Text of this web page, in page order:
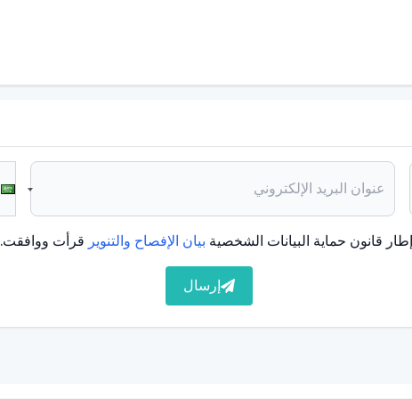
مرتبطة بالعديد من الجينات. كما تدعم دراسات التوائم
التعلم المحدد في عائلة الأفراد المصابين بعسر القراءة
في فترة ما قبل المدرسة هي سنوات الدراسة، وهي
قانون حماية البيانات الشخصية بيان الإفصاح والتنوير قرأت ووافقت.
إرسال